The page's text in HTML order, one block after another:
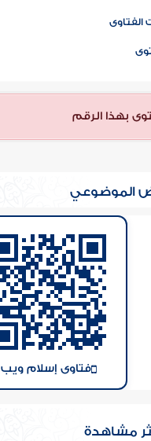
بهذا الرقم
الموضوعي
فتاوى إسلام ويب
مشاهدة